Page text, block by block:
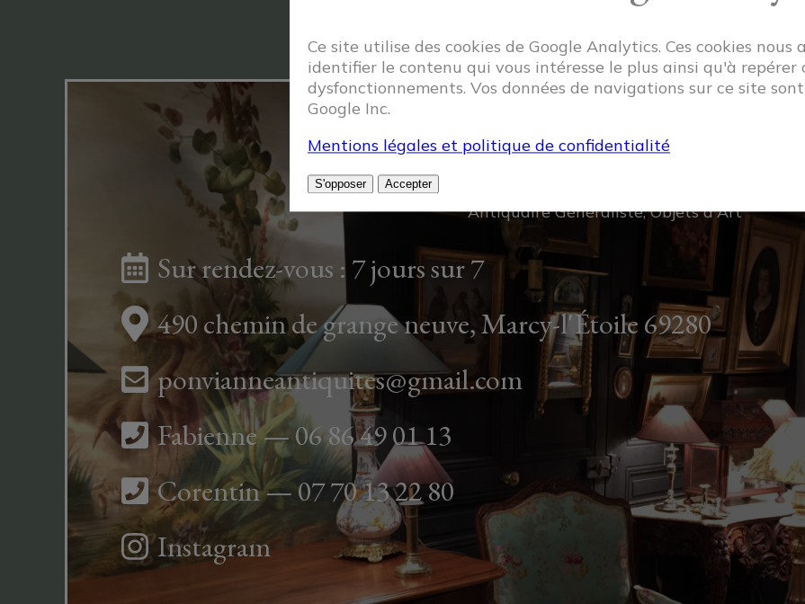
Ponvianne Antiquités
Antiquaire Généraliste, Objets d'Art
Sur rendez-vous : 7 jours sur 7
490 chemin de grange neuve, Marcy-l'Étoile 69280
ponvianneantiquites@gmail.com
Fabienne — 06 86 49 01 13
Corentin — 07 70 13 22 80
Instagram
Ce site utilise des cookies de Google Analytics. Ces cookies nous
identifier le contenu qui vous intéresse le plus ainsi qu'à repérer
dysfonctionnements. Vos données de navigations sur ce site
Google Inc.
Mentions légales et politique de confidentialité
S'opposer Accepter